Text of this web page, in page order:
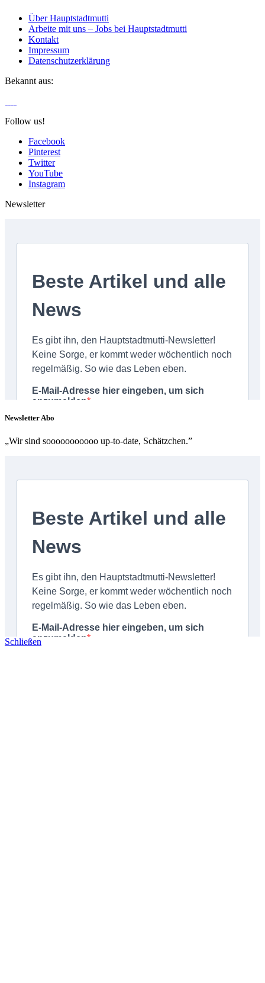
Über Hauptstadtmutti
Arbeite mit uns – Jobs bei Hauptstadtmutti
Kontakt
Impressum
Datenschutzerklärung
Bekannt aus:
Follow us!
Facebook
Pinterest
Twitter
YouTube
Instagram
Newsletter
Newsletter Abo
„Wir sind sooooooooooo up-to-date, Schätzchen.”
Schließen